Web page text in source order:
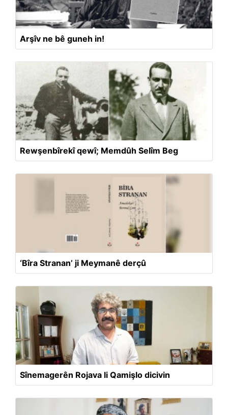
Arşîv ne bê guneh in!
Rewşenbîrekî qewî; Memdûh Selîm Beg
‘Bîra Stranan’ ji Meymanê derçû
Sînemagerên Rojava li Qamişlo dicivin